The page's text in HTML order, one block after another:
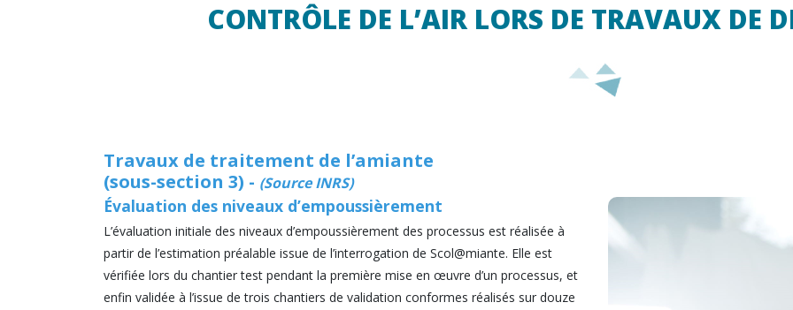
CONTRÔLE DE L’AIR LORS DE TRAVAUX DE
Travaux de traitement de l’amiante
(sous-section 3) - (Source INRS)
Évaluation des niveaux d’empoussièrement
L’évaluation initiale des niveaux d’empoussièrement des processus est réalisée à
partir de l’estimation préalable issue de l’interrogation de Scol@miante. Elle est
vérifiée lors du chantier test pendant la première mise en œuvre d’un processus, et
enfin validée à l’issue de trois chantiers de validation conformes réalisés sur douze